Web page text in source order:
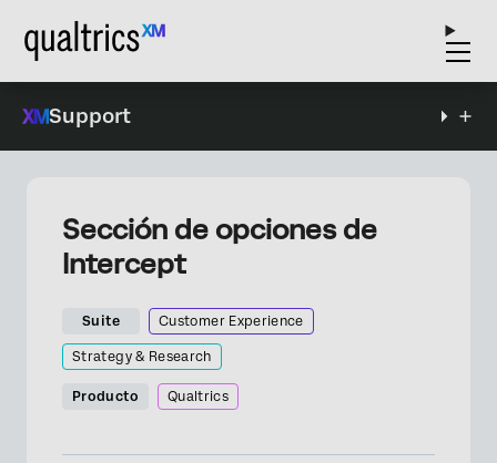
Support
Sección de opciones de
Intercept
Suite Customer Experience
Strategy & Research
Producto Qualtrics